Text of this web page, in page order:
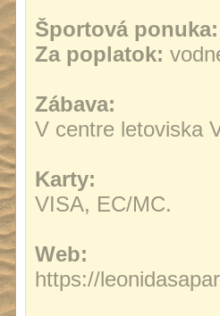
Športová ponuka:
Za poplatok:
Zábava:
V centre letoviska
Karty:
VISA, EC/MC.
Web:
https://